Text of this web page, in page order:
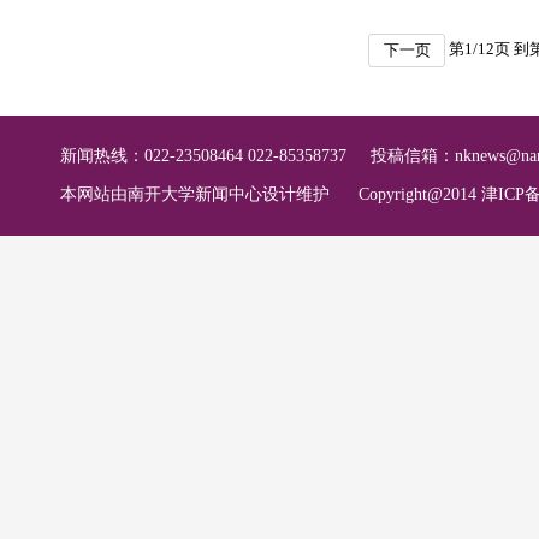
下一页 第1/12页 到
新闻热线：022-23508464 022-85358737 投稿信箱：
本网站由南开大学新闻中心设计维护 Copyright@2014 津ICP